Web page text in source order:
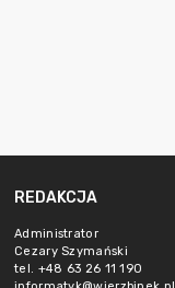
REDAKCJA
Administrator
Cezary Szymański
tel. +48 63 26 11 190